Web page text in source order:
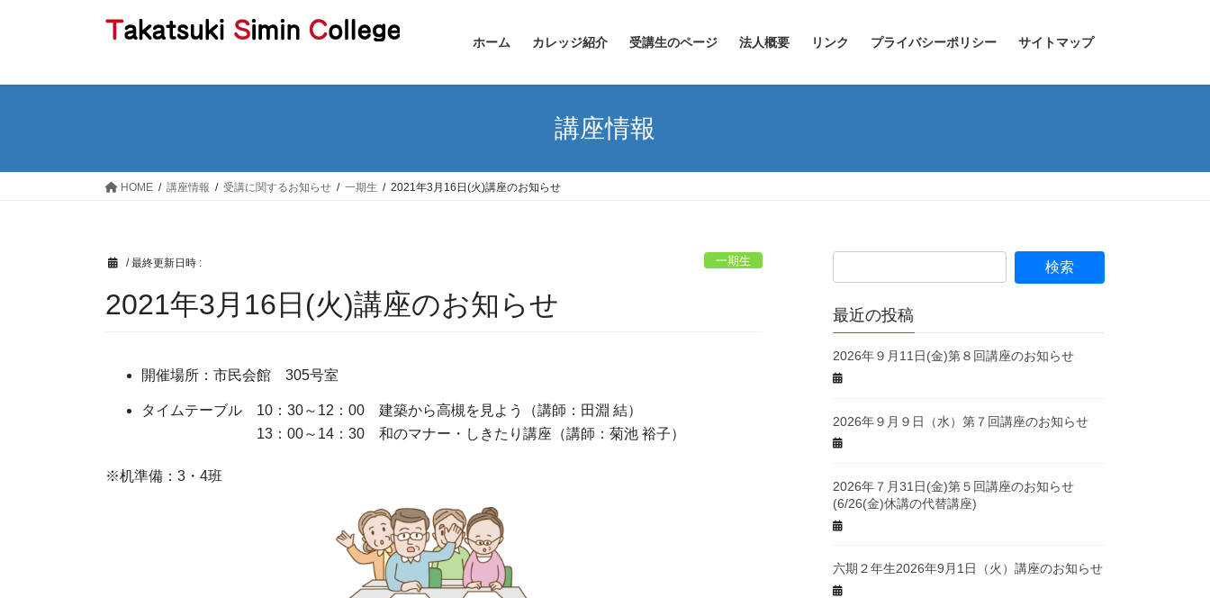
ホーム カレッジ紹介 受講生のページ 法人概要 リンク プライバシーポリシー サイトマップ
講座情報
HOME 講座情報 受講に関するお知らせ 一期生 2021年3月16日(火)講座のお知らせ
/ 最終更新日時 : 一期生
2021年3月16日(火)講座のお知らせ
開催場所：市民会館 305号室
タイムテーブル 10：30～12：00 建築から高槻を見よう（講師：田淵 結）
13：00～14：30 和のマナー・しきたり講座（講師：菊池 裕子）
※机準備：3・4班
最近の投稿
2026年９月11日(金)第８回講座のお知らせ
2026年９月９日（水）第７回講座のお知らせ
2026年７月31日(金)第５回講座のお知らせ
(6/26(金)休講の代替講座)
六期２年生2026年9月1日（火）講座のお知らせ